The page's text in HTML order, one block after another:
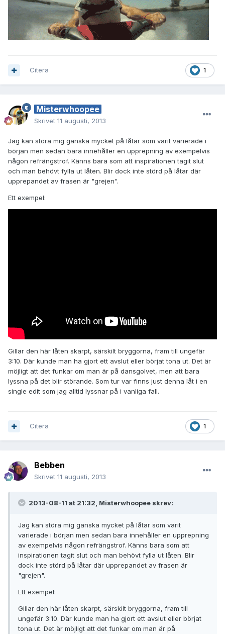
1
Citera
Misterwhoopee
Skrivet 11 augusti, 2013
Jag kan störa mig ganska mycket på låtar som varit varierade i
början men sedan bara innehåller en upprepning av exempelvis
någon refrängstrof. Känns bara som att inspirationen tagit slut
och man behövt fylla ut låten. Blir dock inte störd på låtar där
upprepandet av frasen är "grejen".
Ett exempel:
Gillar den här låten skarpt, särskilt bryggorna, fram till ungefär
3:10. Där kunde man ha gjort ett avslut eller börjat tona ut. Det är
möjligt att det funkar om man är på dansgolvet, men att bara
lyssna på det blir störande. Som tur var finns just denna låt i en
single edit som jag alltid lyssnar på i vanliga fall.
1
Citera
Bebben
Skrivet 11 augusti, 2013
2013-08-11 at 21:32, Misterwhoopee skrev:
Jag kan störa mig ganska mycket på låtar som varit
varierade i början men sedan bara innehåller en upprepning
av exempelvis någon refrängstrof. Känns bara som att
inspirationen tagit slut och man behövt fylla ut låten. Blir
dock inte störd på låtar där upprepandet av frasen är
"grejen".
Ett exempel:
Gillar den här låten skarpt, särskilt bryggorna, fram till
ungefär 3:10. Där kunde man ha gjort ett avslut eller börjat
tona ut. Det är möjligt att det funkar om man är på